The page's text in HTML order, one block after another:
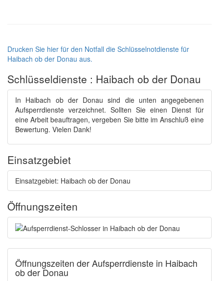
Drucken Sie hier für den Notfall die Schlüsselnotdienste für
Haibach ob der Donau aus.
Schlüsseldienste : Haibach ob der Donau
In Haibach ob der Donau sind die unten angegebenen
Aufsperrdienste verzeichnet. Sollten Sie einen Dienst für
eine Arbeit beauftragen, vergeben Sie bitte im Anschluß eine
Bewertung. Vielen Dank!
Einsatzgebiet
Einsatzgebiet: Haibach ob der Donau
Öffnungszeiten
Öffnungszeiten der Aufsperrdienste in Haibach
ob der Donau